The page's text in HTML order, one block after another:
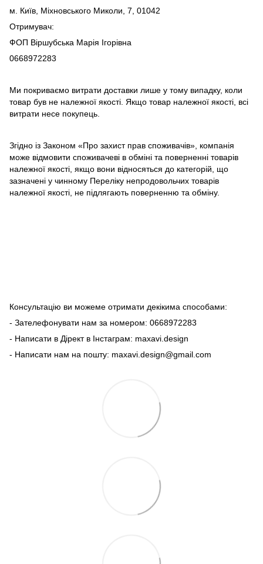
м. Київ, Міхновського Миколи, 7, 01042
Отримувач:
ФОП Віршубська Марія Ігорівна
0668972283
Ми покриваємо витрати доставки лише у тому випадку, коли
товар був не належної якості. Якщо товар належної якості, всі
витрати несе покупець.
Згідно із Законом «Про захист прав споживачів», компанія
може відмовити споживачеві в обміні та поверненні товарів
належної якості, якщо вони відносяться до категорій, що
зазначені у чинному Переліку непродовольчих товарів
належної якості, не підлягають поверненню та обміну.
Консультацію ви можеме отримати декікима способами:
- Зателефонувати нам за номером: 0668972283
- Написати в Дірект в Інстаграм: maxavi.design
- Написати нам на пошту: maxavi.design@gmail.com